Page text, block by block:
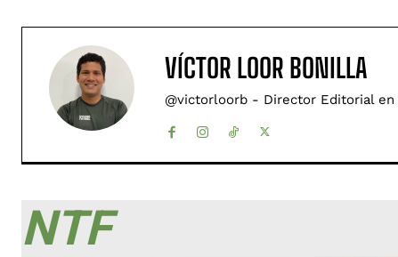
VÍCTOR LOOR BONILLA
@victorloorb - Director Editorial
NTF